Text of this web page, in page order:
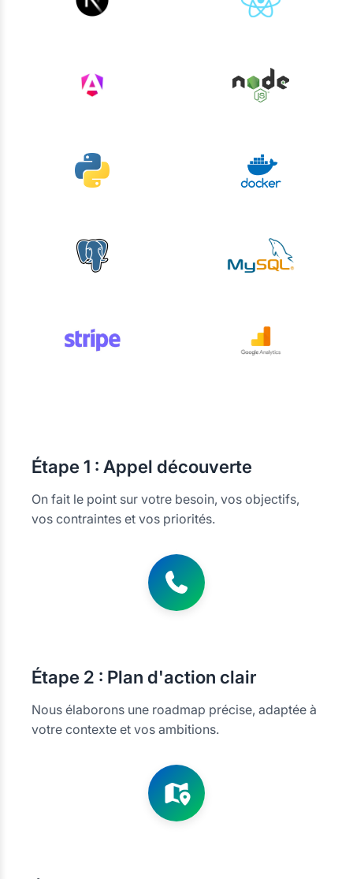
Étape 1 : Appel découverte
On fait le point sur votre besoin, vos objectifs,
vos contraintes et vos priorités.
Étape 2 : Plan d'action clair
Nous élaborons une roadmap précise, adaptée à
votre contexte et vos ambitions.